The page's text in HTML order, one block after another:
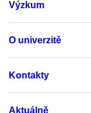
Výzkum
O univerzitě
Kontakty
Aktuálně